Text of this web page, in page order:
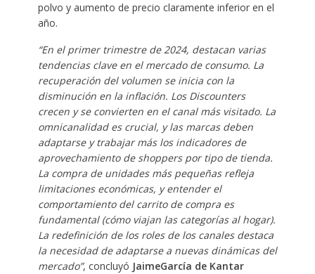
polvo y aumento de precio claramente inferior en el
año.
“En el primer trimestre de 2024, destacan varias
tendencias clave en el mercado de consumo. La
recuperación del volumen se inicia con la
disminución en la inflación. Los Discounters
crecen y se convierten en el canal más visitado. La
omnicanalidad es crucial, y las marcas deben
adaptarse y trabajar más los indicadores de
aprovechamiento de shoppers por tipo de tienda.
La compra de unidades más pequeñas refleja
limitaciones económicas, y entender el
comportamiento del carrito de compra es
fundamental (cómo viajan las categorías al hogar).
La redefinición de los roles de los canales destaca
la necesidad de adaptarse a nuevas dinámicas del
mercado”, concluyó JaimeGarcía de Kantar